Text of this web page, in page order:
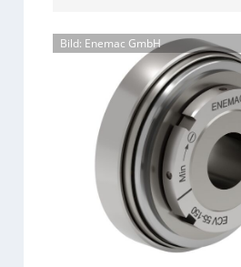
Bild: Enemac GmbH